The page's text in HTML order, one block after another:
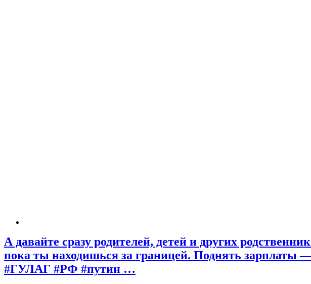
А давайте сразу родителей, детей и других
пока ты находишься за границей. Поднять зарплаты
#ГУЛАГ #РФ #путин …